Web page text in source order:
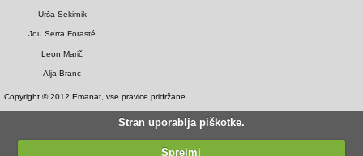
Urša Sekirnik
Jou Serra Forasté
Leon Marič
Alja Branc
Copyright © 2012 Emanat, vse pravice pridržane.
Stran uporablja piškotke.
Sprejmi